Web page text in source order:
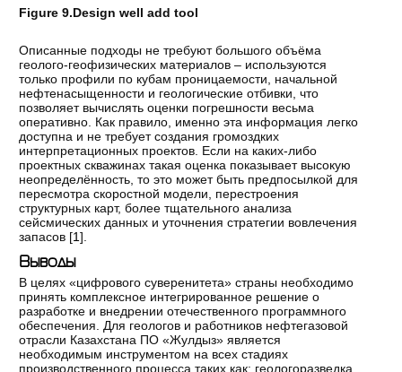
Figure 9.Design well add tool
Описанные подходы не требуют большого объёма
геолого-геофизических материалов – используются
только профили по кубам проницаемости, начальной
нефтенасыщенности и геологические отбивки, что
позволяет вычислять оценки погрешности весьма
оперативно. Как правило, именно эта информация легко
доступна и не требует создания громоздких
интерпретационных проектов. Если на каких-либо
проектных скважинах такая оценка показывает высокую
неопределённость, то это может быть предпосылкой для
пересмотра скоростной модели, перестроения
структурных карт, более тщательного анализа
сейсмических данных и уточнения стратегии вовлечения
запасов [1].
Выводы
В целях «цифрового суверенитета» страны необходимо
принять комплексное интегрированное решение о
разработке и внедрении отечественного программного
обеспечения. Для геологов и работников нефтегазовой
отрасли Казахстана ПО «Жулдыз» является
необходимым инструментом на всех стадиях
производственного процесса таких как: геологоразведка,